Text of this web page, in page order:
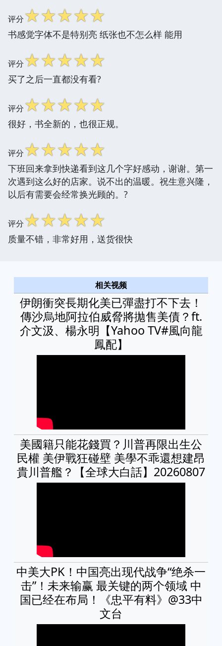
评分☆☆☆☆☆
书感觉字体不是特别亮 纸张也不怎么样 能用
评分☆☆☆☆☆
买了之后一直都没有看?
评分☆☆☆☆☆
很好，书全新的，也很正规。
评分☆☆☆☆☆
下班回来拿到快递看到这几个字好感动，谢谢。第一
次遇到这么好的店家。说不出的温暖。祝生意兴隆，
以后有需要会经常换光顾的。?
评分☆☆☆☆☆
质量不错，非常好用，送货很快
相关视频
伊朗衝突長期化美已彈盡打不下去！
傳沙烏地阿拉伯威脅將拋售美債？ft.
介文汲、楊永明【Yahoo TV#風向龍
鳳配】
美國籍只能花錢買？川普再限出生公
民權 美伊戰狂碰壁 美學不乖還想建昂
貴川普艦？【全球大白話】20260807
中美大PK！中国亮出现代战争“绝杀一
击”！未来输赢 最关键的两个领域 中
国已经在布局！《忠平有料》@33中
文台